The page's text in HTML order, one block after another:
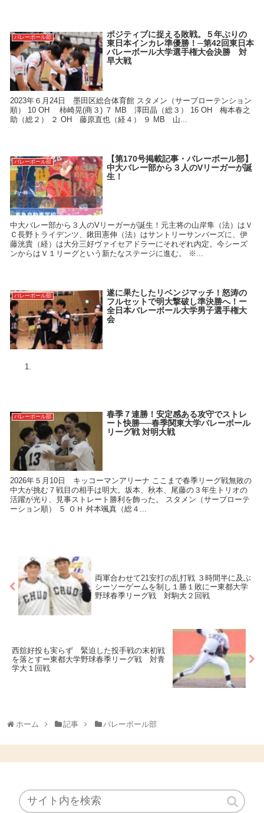
バレーボール部
ポジティブに捉える敗戦。５年ぶりの
東日本インカレ準優勝！─第42回東日本
バレーボール大学選手権大会決勝 対
早大戦
2023年６月24日 墨田区総合体育館 スタメン（サーブローテンション
順） 10 OH 柿崎晃(商３) ７ MB 澤田晶（総３） 16 OH 梅本春之
助（総２） ２ OH 藤原直也（経４） ９ MB 山...
バレーボール部
【第170号掲載記事・バレーボール部】
中大バレー部から３人のVリーガーが誕
生！
中大バレー部から３人のVリーガーが誕生！元主将の山岸隼（法）はＶ
Ｃ長野トライデンツ、鍬田憲伸（法）はサントリーサンバーズに、伊
藤洸貴（経）は大分三好ヴァイセアドラーにそれぞれ内定。今シーズ
ンからはＶ１リーグという新たなステージに進む。 ※...
バレーボール部
遂に果たしたリベンジマッチ！怒涛の
フルセットで明大撃破し準決勝へ！ー
全日本バレーボール大学男子選手権大
会
バレーボール部
春季７連勝！安定感ある攻守でストレ
ート快勝──春季関東大学バレーボール
リーグ戦 対明大戦
2026年５月10日 キッコーマンアリーナ ここまで春季リーグ戦無敗の
中大が挑む７戦目の相手は明大。坂本、秋本、尾藤の３年生トリオの
活躍が光り、見事ストレート勝利を飾った。 スタメン（サーブローテ
ーション順） ５ ＯＨ 舛本颯真（総４...
両軍合わせて21安打の乱打戦 ３時間半に及ぶ
シーソーゲームを制し１勝１敗にー東都大学
野球春季リーグ戦 対駒大２回戦
西舘好投も実らず 緊迫した投手戦の末初戦
を落とすー東都大学野球春季リーグ戦 対青
学大１回戦
ホーム 記事 バレーボール部